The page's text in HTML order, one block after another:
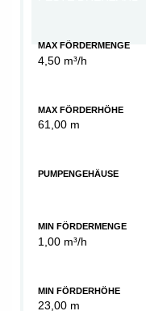
MAX FÖRDERMENGE
4,50 m³/h
MAX FÖRDERHÖHE
61,00 m
PUMPENGEHÄUSE
MIN FÖRDERMENGE
1,00 m³/h
MIN FÖRDERHÖHE
23,00 m